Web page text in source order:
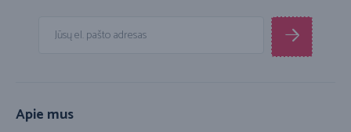
Apie mus